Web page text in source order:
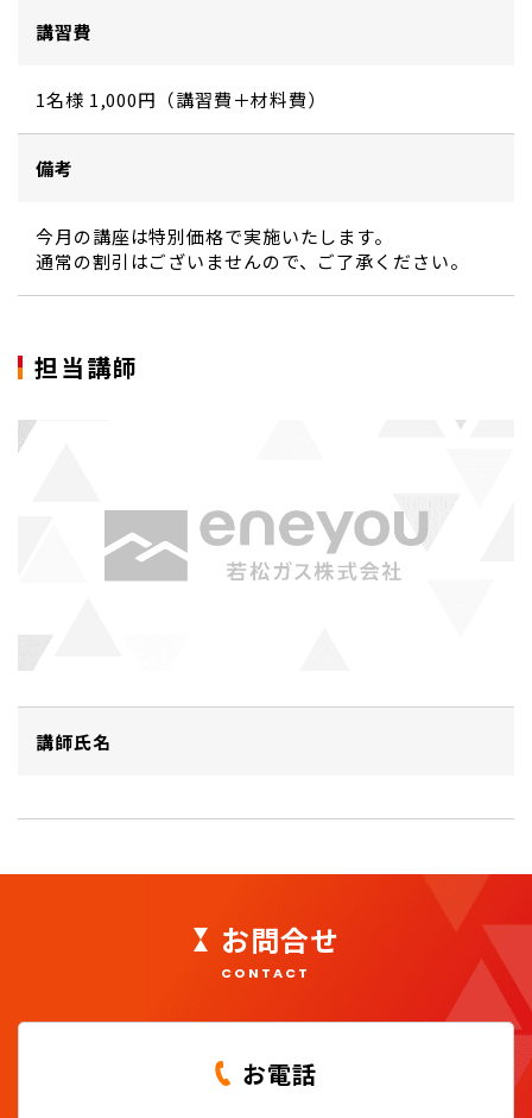
講習費
1名様 1,000円（講習費＋材料費）
備考
今月の講座は特別価格で実施いたします。
通常の割引はございませんので、ご了承ください。
担当講師
講師氏名
お問合せ
CONTACT
お電話